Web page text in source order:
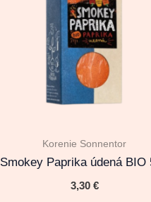
Korenie Sonnentor
Smokey Paprika údená BIO
3,30 €